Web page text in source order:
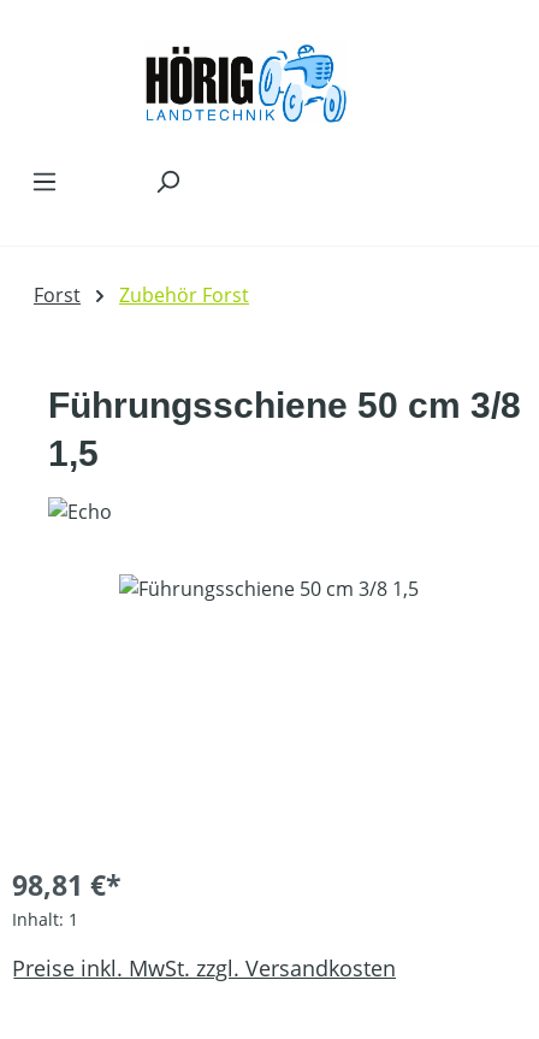
Forst Zubehör Forst
Führungsschiene 50 cm 3/8
1,5
Bildergalerie überspringen
98,81 €*
Inhalt: 1
Preise inkl. MwSt. zzgl. Versandkosten